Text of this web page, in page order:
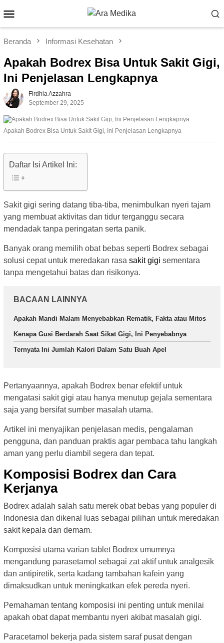
ke
kontenMobile
Beranda Informasi Kesehatan
Apakah Bodrex Bisa Untuk Sakit Gigi,
Ini Penjelasan Lengkapnya
Firdhia Azzahra
September 29, 2025
Apakah Bodrex Bisa Untuk Sakit Gigi, Ini Penjelasan Lengkapnya
Daftar Isi Artikel Ini:
Sakit gigi sering datang tiba-tiba, menimbulkan nyeri tajam
yang membuat aktivitas dan tidur terganggu secara
mendadak tanpa peringatan serta panik.
Banyak orang memilih obat bebas seperti Bodrex sebagai
solusi cepat untuk meredakan rasa sakit gigi sementara
tanpa mengetahui batas dan risikonya.
BACAAN LAINNYA
Apakah Mandi Malam Menyebabkan Rematik, Fakta atau Mitos
Kenapa Gusi Berdarah Saat Sikat Gigi, Ini Penyebabnya
Ternyata Ini Jumlah Kalori Dalam Satu Buah Apel
Pertanyaannya, apakah Bodrex benar efektif untuk
mengatasi sakit gigi atau hanya menutup gejala sementara
saja yang bersifat sumber masalah utama.
Artikel ini menyajikan penjelasan medis, pengalaman
pengguna, dan panduan praktis agar pembaca tahu langkah
aman yang perlu diambil segera dan tepat.
Komposisi Bodrex dan Cara
Kerjanya
Bodrex adalah salah satu merek obat bebas yang populer di
Indonesia dan dikenal luas sebagai pilihan untuk meredakan
sakit kepala dan demam.
Komposisi utama varian tablet Bodrex umumnya
mengandung parasetamol sebagai zat aktif untuk analgesik
dan antipiretik, serta kadang tambahan kafein yang
dimaksudkan untuk meningkatkan efek pereda nyeri.
Pemahaman tentang komposisi ini penting untuk menilai
apakah obat dapat membantu nyeri akibat masalah gigi.
Paracetamol bekerja pada sistem saraf pusat dengan